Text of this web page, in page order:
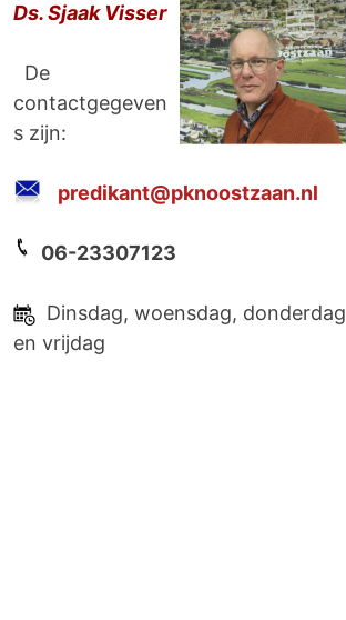
Ds. Sjaak Visser
De
contactgegeven
s zijn:
predikant@pknoostzaan.nl
06-23307123
Dinsdag, woensdag, donderdag
en vrijdag